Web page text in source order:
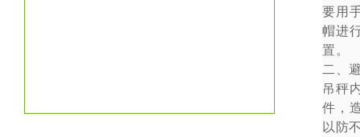
要用
帽进
置。
二、
吊秤
件，
以防